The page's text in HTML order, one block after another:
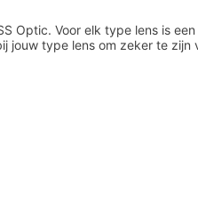
Optic. Voor elk type lens is
jouw type lens om zeker te zijn